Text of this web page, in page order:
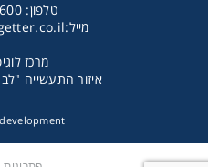
טלפון: 03-5761600
מייל:
מרכז
איזור התעשייה